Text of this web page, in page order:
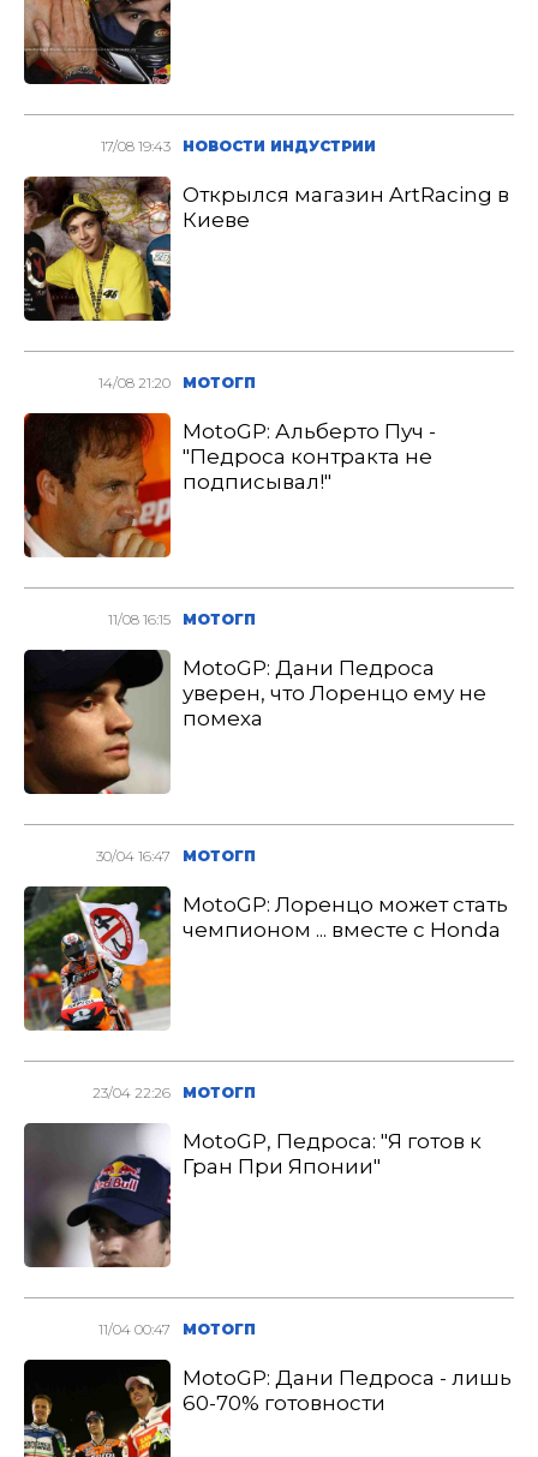
17/08 19:43 НОВОСТИ ИНДУСТРИИ
Открылся магазин ArtRacing в
Киеве
14/08 21:20 МОТОГП
MotoGP: Альберто Пуч -
"Педроса контракта не
подписывал!"
11/08 16:15 МОТОГП
MotoGP: Дани Педроса
уверен, что Лоренцо ему не
помеха
30/04 16:47 МОТОГП
MotoGP: Лоренцо может стать
чемпионом ... вместе с Honda
23/04 22:26 МОТОГП
MotoGP, Педроса: "Я готов к
Гран При Японии"
11/04 00:47 МОТОГП
MotoGP: Дани Педроса - лишь
60-70% готовности